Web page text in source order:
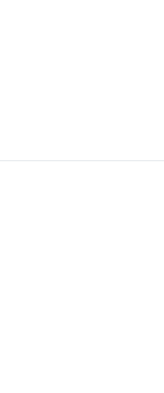
등의 주요
의 내용을 효
문제를 수록하
, 여기에 부정
고 나면, 동사
수 있습니다.
히기